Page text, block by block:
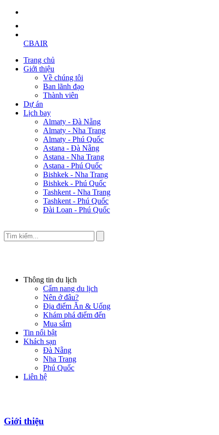
CBAIR
Trang chủ
Giới thiệu
Về chúng tôi
Ban lãnh đạo
Thành viên
Dự án
Lịch bay
Almaty - Đà Nẵng
Almaty - Nha Trang
Almaty - Phú Quốc
Astana - Đà Nẵng
Astana - Nha Trang
Astana - Phú Quốc
Bishkek - Nha Trang
Bishkek - Phú Quốc
Tashkent - Nha Trang
Tashkent - Phú Quốc
Đài Loan - Phú Quốc
Thông tin du lịch
Cẩm nang du lịch
Nên ở đâu?
Địa điểm Ăn & Uống
Khám phá điểm đến
Mua sắm
Tin nổi bật
Khách sạn
Đà Nẵng
Nha Trang
Phú Quốc
Liên hệ
Giới thiệu